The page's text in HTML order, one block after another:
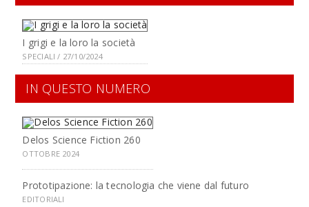
I grigi e la loro la società
SPECIALI / 27/10/2024
IN QUESTO NUMERO
Delos Science Fiction 260
OTTOBRE 2024
Prototipazione: la tecnologia che viene dal futuro
EDITORIALI